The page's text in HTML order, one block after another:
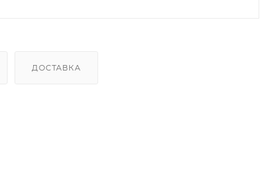
ДОСТАВКА